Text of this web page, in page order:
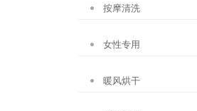
按摩清洗
女性专用
暖风烘干